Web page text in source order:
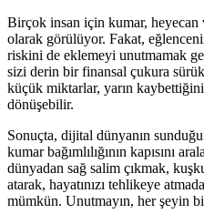
Birçok insan için kumar,
olarak görülüyor. Fakat,
riskini de eklemeyi unutmamak
sizi derin bir finansal çukura
küçük miktarlar, yarın
dönüşebilir.
Sonuçta, dijital dünyanın
kumar bağımlılığının kapısını
dünyadan sağ salim çıkmak,
atarak, hayatınızı tehlikeye
mümkün. Unutmayın, her şeyin